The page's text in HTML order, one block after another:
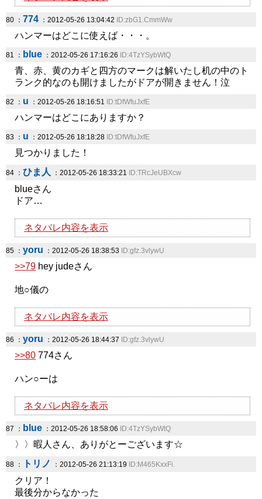
80 ： 774 ：2012-05-26 13:04:42 ID:zbG1.CmmWw
ハンマーはどこに使えば・・・。
81 ： blue ：2012-05-26 17:16:26 ID:4TzYSybWtQ
青、赤、黄のカギと四方のマークは解いたし机の中のト
ランク的なのも開けましたがドアが開きません！泣
82 ： u ：2012-05-26 18:16:51 ID:tDfWfuJxfE
ハンマーはどこにありますか？
83 ： u ：2012-05-26 18:18:28 ID:tDfWfuJxfE
見つかりました！
84 ： ひま人 ：2012-05-26 18:33:21 ID:TRcJeUBXcw
blueさん
ドア…
ネタバレ内容を表示
85 ： yoru ：2012-05-26 18:38:53 ID:gfz.3vlywU
>>79 hey judeさん
地○儀の
ネタバレ内容を表示
86 ： yoru ：2012-05-26 18:44:37 ID:gfz.3vlywU
>>80 774さん
ハン○ーは
ネタバレ内容を表示
87 ： blue ：2012-05-26 18:58:06 ID:4TzYSybWtQ
〉〉暇人さん、ありがとーございます☆
88 ： トリノ ：2012-05-26 21:13:19 ID:M465KxxFi.
クリア！
最後分からなかった